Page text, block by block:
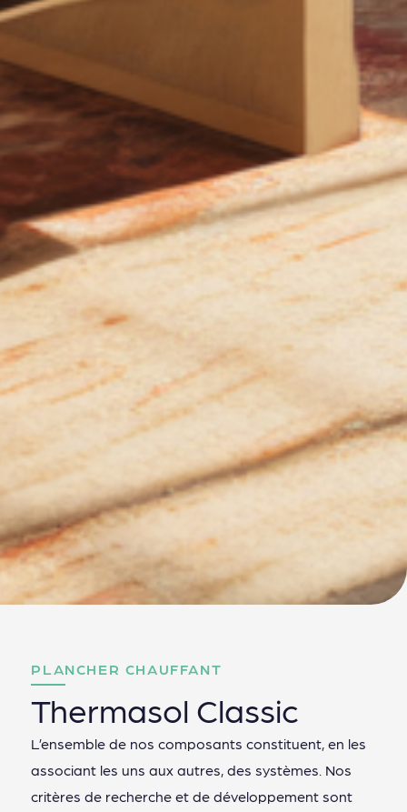
PLANCHER CHAUFFANT
Thermasol Classic
L’ensemble de nos composants constituent, en les
associant les uns aux autres, des systèmes. Nos
critères de recherche et de développement sont